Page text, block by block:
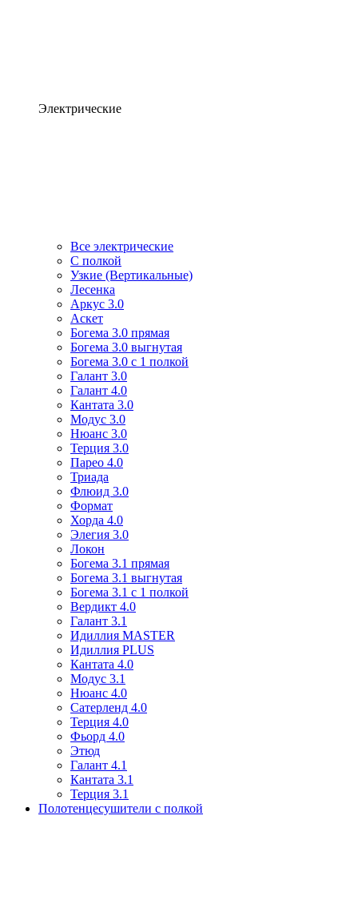
Электрические
Все электрические
С полкой
Узкие (Вертикальные)
Лесенка
Аркус 3.0
Аскет
Богема 3.0 прямая
Богема 3.0 выгнутая
Богема 3.0 с 1 полкой
Галант 3.0
Галант 4.0
Кантата 3.0
Модус 3.0
Нюанс 3.0
Терция 3.0
Парео 4.0
Триада
Флюид 3.0
Формат
Хорда 4.0
Элегия 3.0
Локон
Богема 3.1 прямая
Богема 3.1 выгнутая
Богема 3.1 с 1 полкой
Вердикт 4.0
Галант 3.1
Идиллия MASTER
Идиллия PLUS
Кантата 4.0
Модус 3.1
Нюанс 4.0
Сатерленд 4.0
Терция 4.0
Фьорд 4.0
Этюд
Галант 4.1
Кантата 3.1
Терция 3.1
Полотенцесушители с полкой